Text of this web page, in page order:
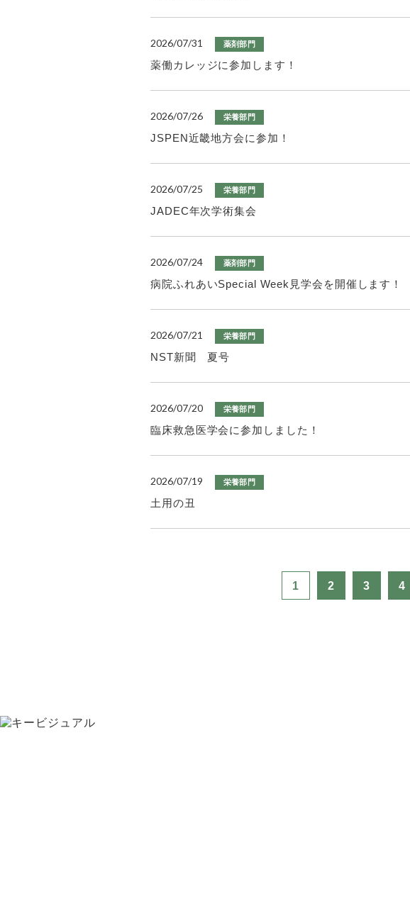
2026/07/31 薬剤部門
薬働カレッジに参加します！
2026/07/26 栄養部門
JSPEN近畿地方会に参加！
2026/07/25 栄養部門
JADEC年次学術集会
2026/07/24 薬剤部門
病院ふれあいSpecial Week見学会を開催します！
2026/07/21 栄養部門
NST新聞 夏号
2026/07/20 栄養部門
臨床救急医学会に参加しました！
2026/07/19 栄養部門
土用の丑
1 2 3 4